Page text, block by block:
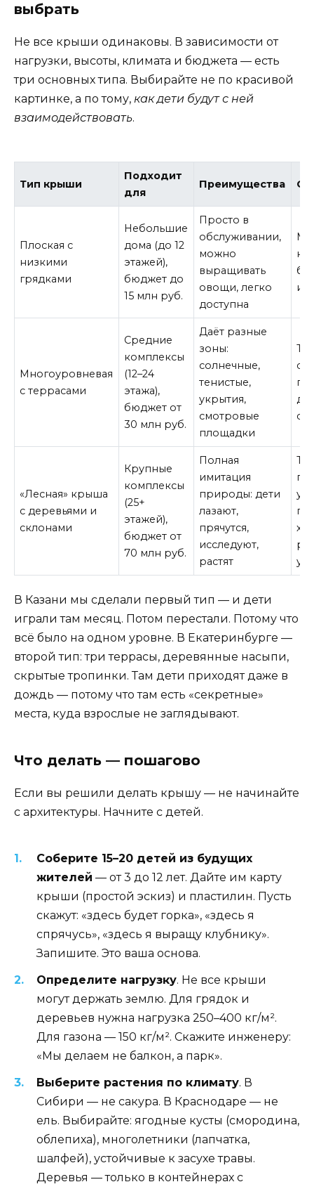
выбрать
Не все крыши одинаковы. В зависимости от
нагрузки, высоты, климата и бюджета — есть
три основных типа. Выбирайте не по красивой
картинке, а по тому, как дети будут с ней
взаимодействовать.
Тип крыши
Подходит
для
Преимущества
Плоская с
низкими
грядками
Небольшие
дома (до 12
этажей),
бюджет до
15 млн руб.
Просто в
обслуживании,
можно
выращивать
овощи, легко
доступна
Многоуровневая
с террасами
Средние
комплексы
(12–24
этажа),
бюджет от
30 млн руб.
Даёт разные
зоны:
солнечные,
тенистые,
укрытия,
смотровые
площадки
«Лесная» крыша
с деревьями и
склонами
Крупные
комплексы
(25+
этажей),
бюджет от
70 млн руб.
Полная
имитация
природы: дети
лазают,
прячутся,
исследуют,
растят
В Казани мы сделали первый тип — и дети
играли там месяц. Потом перестали. Потому что
всё было на одном уровне. В Екатеринбурге —
второй тип: три террасы, деревянные насыпи,
скрытые тропинки. Там дети приходят даже в
дождь — потому что там есть «секретные»
места, куда взрослые не заглядывают.
Что делать — пошагово
Если вы решили делать крышу — не начинайте
с архитектуры. Начните с детей.
Соберите 15–20 детей из будущих
жителей — от 3 до 12 лет. Дайте им карту
крыши (простой эскиз) и пластилин. Пусть
скажут: «здесь будет горка», «здесь я
спрячусь», «здесь я выращу клубнику».
Запишите. Это ваша основа.
Определите нагрузку. Не все крыши
могут держать землю. Для грядок и
деревьев нужна нагрузка 250–400 кг/м².
Для газона — 150 кг/м². Скажите инженеру:
«Мы делаем не балкон, а парк».
Выберите растения по климату. В
Сибири — не сакура. В Краснодаре — не
ель. Выбирайте: ягодные кусты (смородина,
облепиха), многолетники (лапчатка,
шалфей), устойчивые к засухе травы.
Деревья — только в контейнерах с